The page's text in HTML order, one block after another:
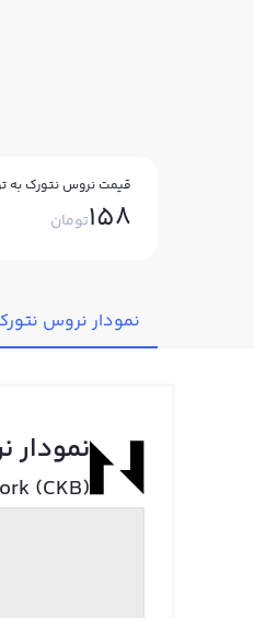
قیمت نروس نتورک به
158تومان
نمودار نروس
نمودار
(CKB)